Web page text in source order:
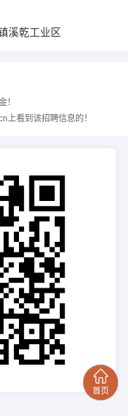
溪乾工业区
！
上看到该招聘信息的！